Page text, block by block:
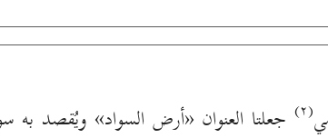
(۲)
جعلتا العنوان «أرض السواد» ويُقصد به